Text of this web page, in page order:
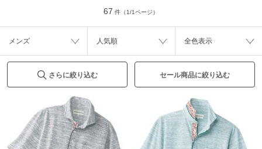
67 件（1/1ページ）
メンズ 人気順 全色表示
さらに絞り込む セール商品に絞り込む